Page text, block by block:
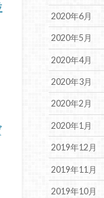
2020年6月
2020年5月
2020年4月
2020年3月
2020年2月
2020年1月
2019年12月
2019年11月
2019年10月